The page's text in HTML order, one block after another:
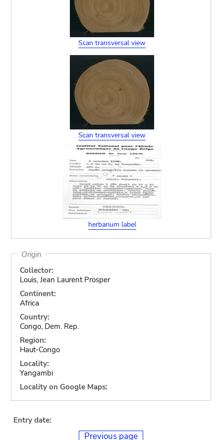
Scan transversal view
Scan transversal view
herbarium label
Origin
Collector:
Louis, Jean Laurent Prosper
Continent:
Africa
Country:
Congo, Dem. Rep.
Region:
Haut-Congo
Locality:
Yangambi
Locality on Google Maps:
Entry date:
Previous page